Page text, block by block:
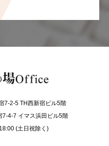
7-2-5 TH西新宿ビル5階
7-4-7 イマス浜田ビル5階
(土日祝除く)